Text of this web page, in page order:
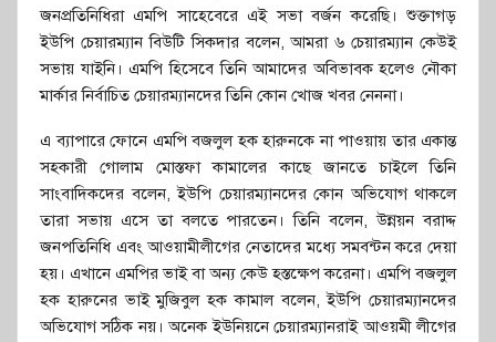
জনপ্রতিনিধিরা এমপি সাহেবেরে এই সভা বর্জন করেছি। শুক্তাগড়
ইউপি চেয়ারম্যান বিউটি সিকদার বলেন, আমরা ৬ চেয়ারম্যান কেউই
সভায় যাইনি। এমপি হিসেবে তিনি আমাদের অবিভাবক হলেও নৌকা
মার্কার নির্বাচিত চেয়ারম্যানদের তিনি কোন খোজ খবর নেননা।
এ ব্যাপারে ফোনে এমপি বজলুল হক হারুনকে না পাওয়ায় তার একান্ত
সহকারী গোলাম মোস্তফা কামালের কাছে জানতে চাইলে তিনি
সাংবাদিকদের বলেন, ইউপি চেয়ারম্যানদের কোন অভিযোগ থাকলে
তারা সভায় এসে তা বলতে পারতেন। তিনি বলেন, উন্নয়ন বরাদ্দ
জনপতিনিধি এবং আওয়ামীলীগের নেতাদের মধ্যে সমবন্টন করে দেয়া
হয়। এখানে এমপির ভাই বা অন্য কেউ হস্তক্ষেপ করেনা। এমপি বজলুল
হক হারুনের ভাই মুজিবুল হক কামাল বলেন, ইউপি চেয়ারম্যানদের
অভিযোগ সঠিক নয়। অনেক ইউনিয়নে চেয়ারম্যানরাই আওয়মী লীগের